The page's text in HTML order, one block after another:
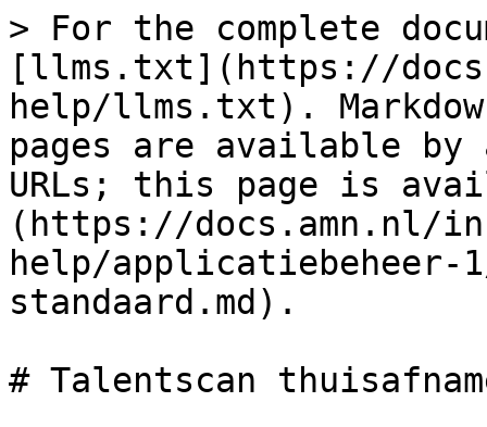
> For the complete
[llms.txt](https://
help/llms.txt).
pages are available by
URLs; this page is
(https://docs.amn.nl/
help/applicatiebeheer-
standaard.md).
# Talentscan